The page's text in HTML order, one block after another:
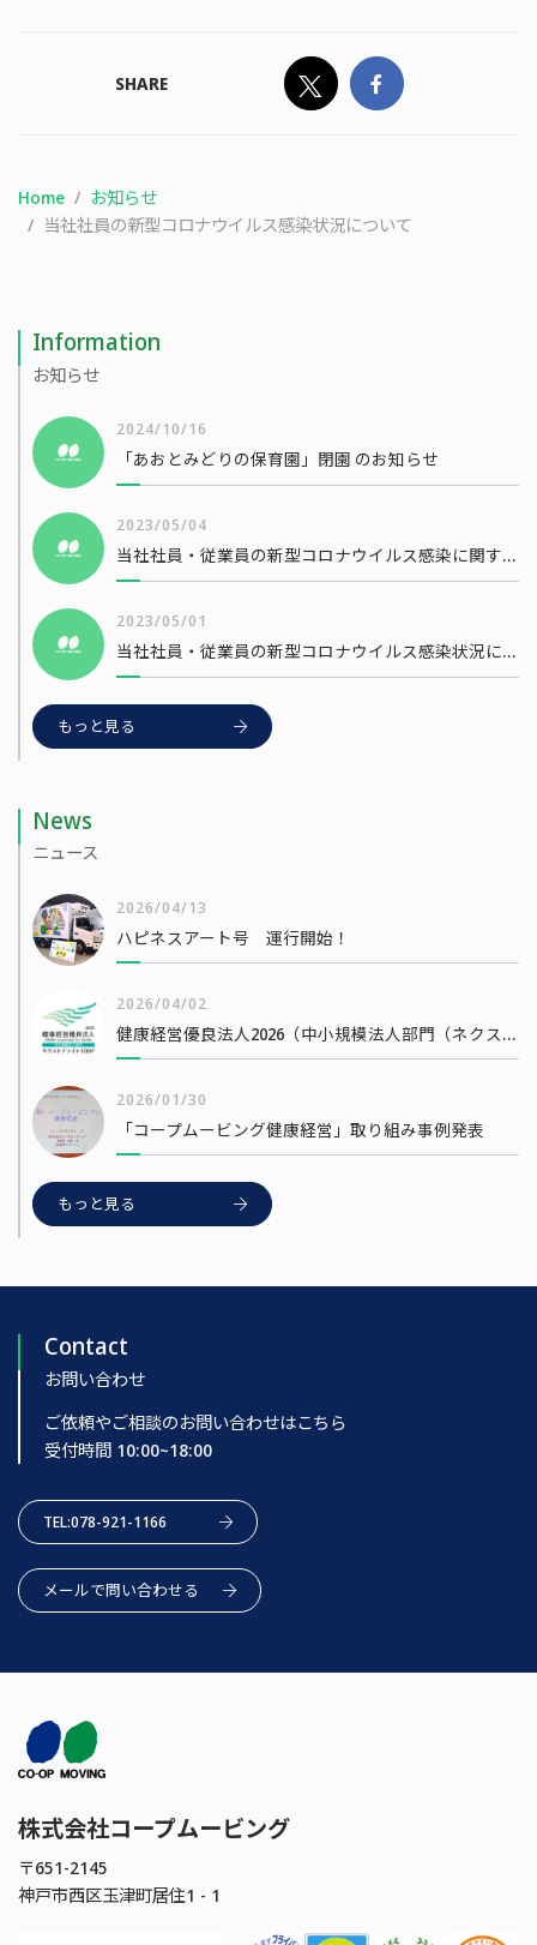
SHARE
Home
お知らせ
当社社員の新型コロナウイルス感染状況について
Information
お知らせ
2024/10/16
「あおとみどりの保育園」閉園 のお知らせ
2023/05/04
当社社員・従業員の新型コロナウイルス感染に関するお知らせ
2023/05/01
当社社員・従業員の新型コロナウイルス感染状況について
もっと見る
News
ニュース
2026/04/13
ハピネスアート号 運行開始！
2026/04/02
健康経営優良法人2026（中小規模法人部門（ネクストブライト1000））
2026/01/30
「コープムービング健康経営」取り組み事例発表
もっと見る
Contact
お問い合わせ
ご依頼やご相談のお問い合わせはこちら
受付時間 10:00~18:00
TEL:078-921-1166
メールで問い合わせる
株式会社コープムービング
〒651-2145
神戸市西区玉津町居住1 - 1